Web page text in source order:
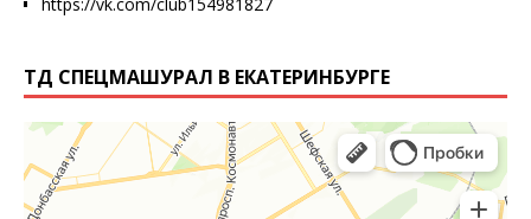
ТД СПЕЦМАШУРАЛ В ЕКАТЕРИНБУРГЕ